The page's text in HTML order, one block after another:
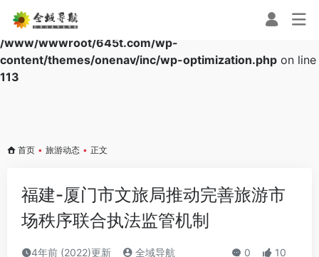
Warning: Array to string conversion in
/www/wwwroot/645t.com/wp-
content/themes/onenav/inc/wp-optimization.php on line
113
首页 • 旅游动态 • 正文
福建-厦门市文旅局推动完善旅游市
场秩序联合执法监管机制
4年前 (2022)更新 全域导航 0 10